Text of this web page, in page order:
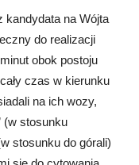
kandydata na Wójta
do realizacji
obok postoju
czas w kierunku
na ich wozy,
(w stosunku
stosunku do górali)